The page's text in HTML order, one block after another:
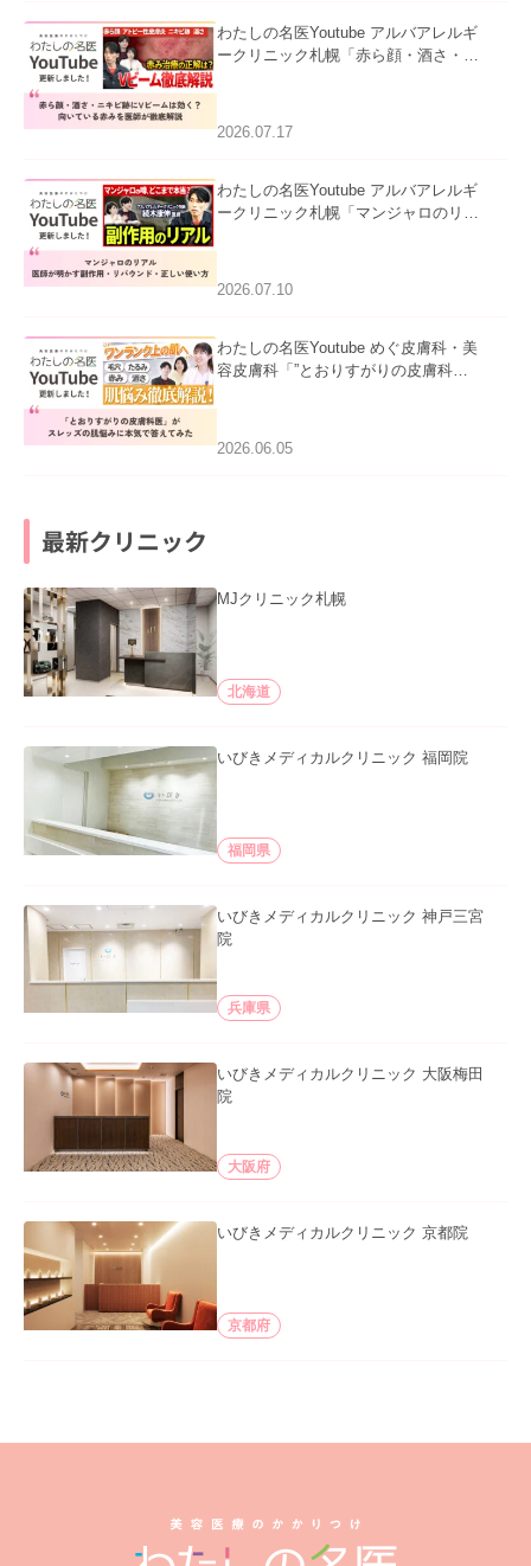
わたしの名医Youtube アルバアレルギ
ークリニック札幌「赤ら顔・酒さ・ニ
ました。
2026.07.17
わたしの名医Youtube アルバアレルギ
ークリニック札幌「マンジャロのリア
た。
2026.07.10
わたしの名医Youtube めぐ皮膚科・美
容皮膚科「”とおりすがりの皮膚科
2026.06.05
最新クリニック
MJクリニック札幌
北海道
いびきメディカルクリニック 福岡院
福岡県
いびきメディカルクリニック 神戸三宮
院
兵庫県
いびきメディカルクリニック 大阪梅田
院
大阪府
いびきメディカルクリニック 京都院
京都府